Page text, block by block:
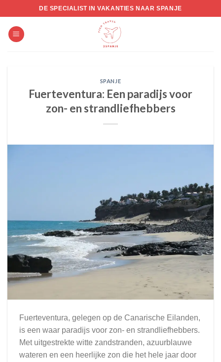
to
content
DE SPECIALIST IN VAKANTIES NAAR SPANJE
SPANJE
Fuerteventura: Een paradijs voor
zon- en strandliefhebbers
Fuerteventura, gelegen op de Canarische Eilanden,
is een waar paradijs voor zon- en strandliefhebbers.
Met uitgestrekte witte zandstranden, azuurblauwe
wateren en een heerlijke zon die het hele jaar door